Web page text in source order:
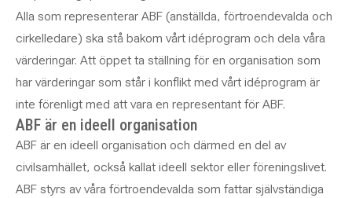
Alla som representerar ABF (anställda, förtroendevalda och
cirkelledare) ska stå bakom vårt idéprogram och dela våra
värderingar. Att öppet ta ställning för en organisation som
har värderingar som står i konflikt med vårt idéprogram är
inte förenligt med att vara en representant för ABF.
ABF är en ideell organisation
ABF är en ideell organisation och därmed en del av
civilsamhället, också kallat ideell sektor eller föreningslivet.
ABF styrs av våra förtroendevalda som fattar självständiga